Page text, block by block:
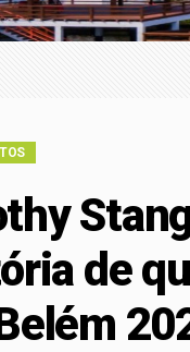
maior evento do
de